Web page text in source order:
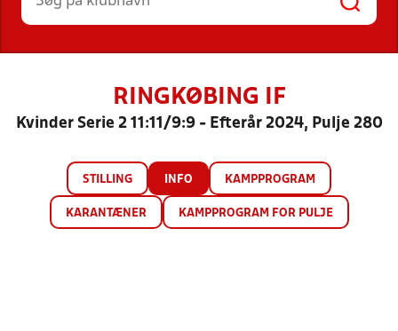
RINGKØBING IF
Kvinder Serie 2 11:11/9:9 - Efterår 2024, Pulje 280
STILLING INFO KAMPPROGRAM
KARANTÆNER KAMPPROGRAM FOR PULJE